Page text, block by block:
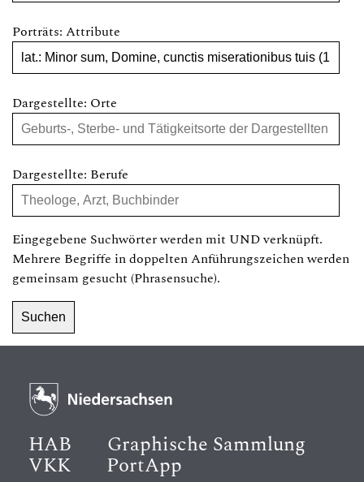
Porträts: Attribute
Dargestellte: Orte
Dargestellte: Berufe
Eingegebene Suchwörter werden mit UND verknüpft.
Mehrere Begriffe in doppelten Anführungszeichen werden
gemeinsam gesucht (Phrasensuche).
HAB Graphische Sammlung
VKK PortApp